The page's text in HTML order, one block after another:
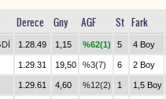
Derece Gny AGF St Fark
1.28.49 1,15 %62(1) 5 4 Boy
1.29.31 19,50 %3(7) 6 2 Boy
1.29.61 4,60 %12(2) 1 1,5 Boy